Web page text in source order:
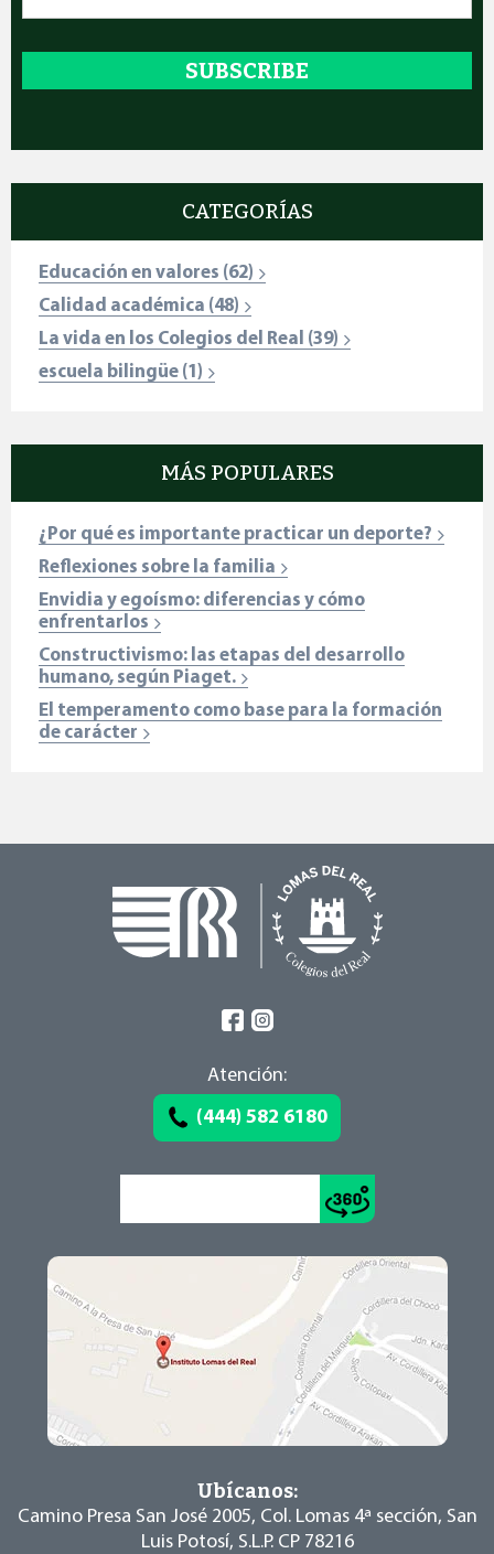
CATEGORÍAS
Educación en valores (62)
Calidad académica (48)
La vida en los Colegios del Real (39)
escuela bilingüe (1)
MÁS POPULARES
¿Por qué es importante practicar un deporte?
Reflexiones sobre la familia
Envidia y egoísmo: diferencias y cómo
enfrentarlos
Constructivismo: las etapas del desarrollo
humano, según Piaget.
El temperamento como base para la formación
de carácter
Atención:
(444) 582 6180
Ubícanos:
Camino Presa San José 2005, Col. Lomas 4ª sección, San
Luis Potosí, S.L.P. CP 78216